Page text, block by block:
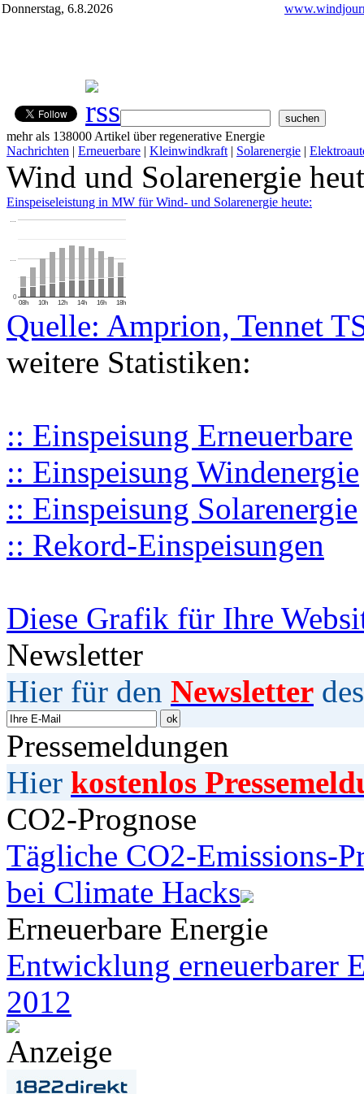
Donnerstag, 6.8.2026
mehr als 138000 Artikel über regenerative Energie
Nachrichten | Erneuerbare | Kleinwindkraft | Solarenergie |
Wind und Solarenergie
Einspeiseleistung in MW für Wind- und Solarenergie heute:
08h 10h 12h 14h 16h 18h
0
…
…
Quelle: Amprion, Tennet
weitere Statistiken:
:: Einspeisung Erneuerbare
:: Einspeisung Windenergie
:: Einspeisung Solarenergie
:: Rekord-Einspeisungen
Diese Grafik für Ihre
Newsletter
Hier für den Newsletter
Pressemeldungen
Hier kostenlos
CO2-Prognose
Tägliche CO2-Emissions-
bei Climate Hacks
Erneuerbare Energie
Entwicklung erneuerbarer
2012
Anzeige